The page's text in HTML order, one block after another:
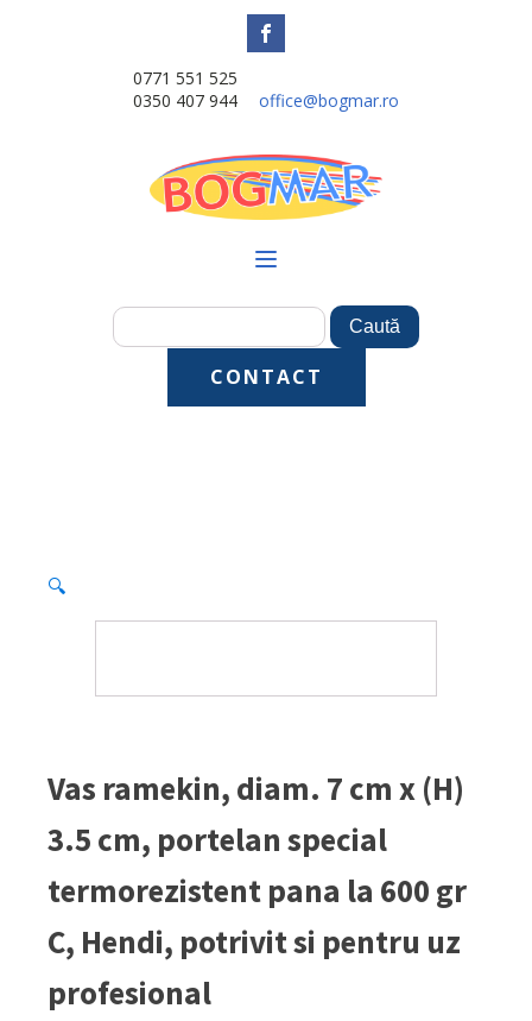
0771 551 525
0350 407 944
office@bogmar.ro
CONTACT
🔍
Vas ramekin, diam. 7 cm x (H)
3.5 cm, portelan special
termorezistent pana la 600 gr
C, Hendi, potrivit si pentru uz
profesional